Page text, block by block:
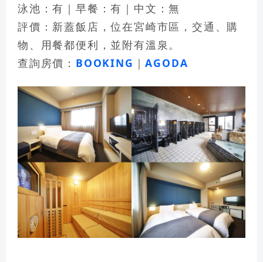
泳池：有｜早餐：有｜中文：無
評價：新蓋飯店，位在宮崎市區，交通、購
物、用餐都便利，並附有溫泉。
查詢房價： BOOKING ｜AGODA